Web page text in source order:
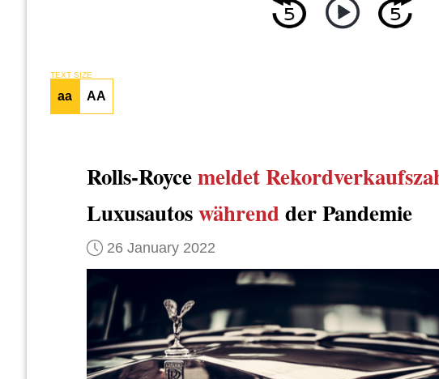
TEXT SIZE
aa AA
Rolls-Roycemeldet
Luxusautoswährendder Pandemie
26 January 2022